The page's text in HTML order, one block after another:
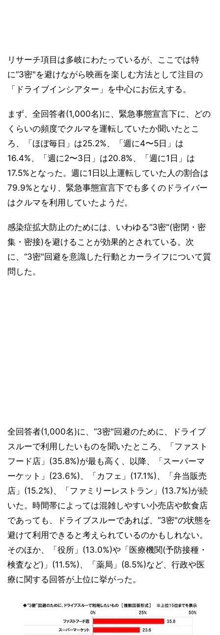
リサーチ項目は多岐にわたっているが、ここでは特
に“3密"を避けながら映画を楽しむ方法として注目の
「ドライブインシアター」を中心にお伝えする。
まず、全回答者(1,000名)に、緊急事態宣言下に、どの
くらいの頻度でクルマを運転していたか聞いたとこ
ろ、「ほぼ毎日」は25.2%、「週に4〜5日」は
16.4%、「週に2〜3日」は20.8%、「週に1日」は
17.5%となった。週に1日以上運転していた人の割合は
79.9%となり、緊急事態宣言下でも多くのドライバー
はクルマを利用していたようだ。
感染症拡大防止のためには、いわゆる“3密"(密閉・密
集・密接)を避けることが効果的とされている。次
に、“3密"回避を意識した行動とカーライフについて質
問した。
全回答者(1,000名)に、“3密"回避のために、ドライブ
スルーで利用したいものを聞いたところ、「ファスト
フード店」(35.8%)が最も高く、以降、「スーパーマ
ーケット」(23.6%)、「カフェ」(17.1%)、「弁当販売
店」(15.2%)、「ファミリーレストラン」(13.7%)が続
いた。時間帯によっては混雑しやすい小売店や飲食店
であっても、ドライブスルーであれば、“3密"の状態を
避けて利用できると考えられているのかもしれない。
そのほか、「役所」(13.0%)や「医療機関(予防接種・
検査など)」(11.5%)、「薬局」(8.5%)など、行政や医
療に関する回答が上位に挙がった。